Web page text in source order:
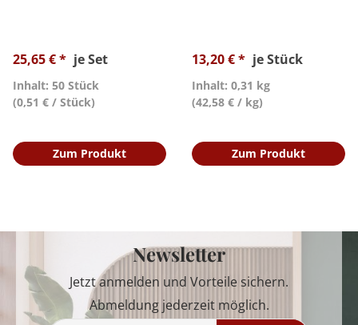
25,65 € * je Set
Inhalt: 50 Stück
(0,51 € / Stück)
Zum Produkt
13,20 € * je Stück
Inhalt: 0,31 kg
(42,58 € / kg)
Zum Produkt
Newsletter
Jetzt anmelden und Vorteile sichern.
Abmeldung jederzeit möglich.